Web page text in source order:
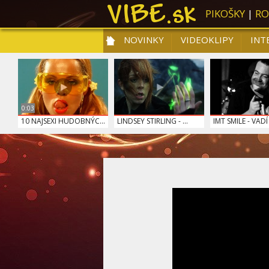
PIKOŠKY |
NOVINKY VIDEOKLIPY
0:03
10 NAJSEXI HUDOBNÝC... LINDSEY STIRLING - ... IMT SMILE -
SCOOTER - POSSE